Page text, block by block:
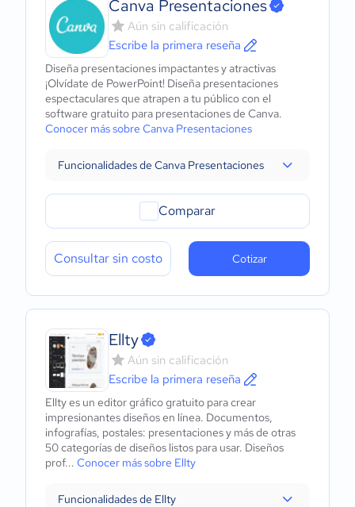
Canva Presentaciones
Aún sin calificación
Escribe la primera reseña
Diseña presentaciones impactantes y atractivas
¡Olvídate de PowerPoint! Diseña presentaciones
espectaculares que atrapen a tu público con el
software gratuito para presentaciones de Canva.
Conocer más sobre Canva Presentaciones
Funcionalidades de Canva Presentaciones
Comparar
Consultar sin costo Cotizar
Ellty
Aún sin calificación
Escribe la primera reseña
Ellty es un editor gráfico gratuito para crear
impresionantes diseños en línea. Documentos,
infografías, postales: presentaciones y más de otras
50 categorías de diseños listos para usar. Diseños
prof... Conocer más sobre Ellty
Funcionalidades de Ellty